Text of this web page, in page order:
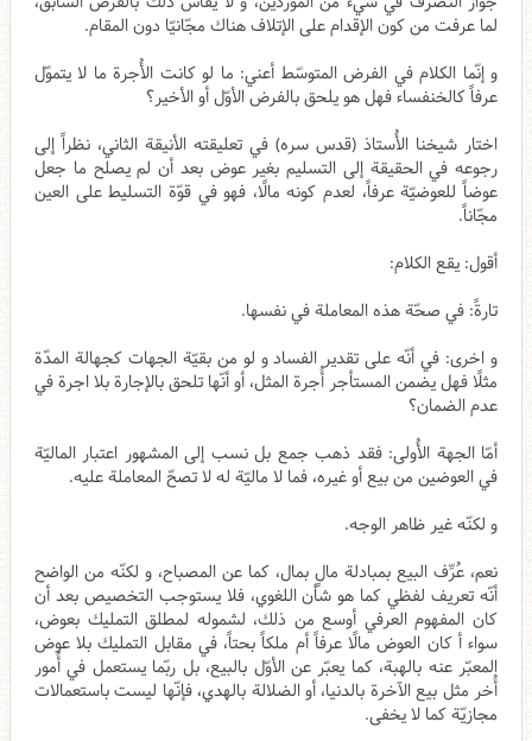
لما عرفت من كون الإقدام على الإتلاف هناك مجّانيّا دون المقام.
و إنّما الكلام في الفرض المتوسّط أعني: ما لو كانت الأُجرة ما لا يتموّل
عرفاً كالخنفساء فهل هو يلحق بالفرض الأوّل أو الأخير؟
اختار شيخنا الأُستاذ (قدس سره) في تعليقته الأنيقة الثاني، نظراً إلى
رجوعه في الحقيقة إلى التسليم بغير عوض بعد أن لم يصلح ما جعل
عوضاً للعوضيّة عرفاً، لعدم كونه مالًا، فهو في قوّة التسليط على العين
مجّاناً.
أقول: يقع الكلام:
تارةً: في صحّة هذه المعاملة في نفسها.
و اخرى: في أنّه على تقدير الفساد و لو من بقيّة الجهات كجهالة المدّة
مثلًا فهل يضمن المستأجر أُجرة المثل، أو أنّها تلحق بالإجارة بلا اجرة في
عدم الضمان؟
أمّا الجهة الأُولى: فقد ذهب جمع بل نسب إلى المشهور اعتبار الماليّة
في العوضين من بيع أو غيره، فما لا ماليّة له لا تصحّ المعاملة عليه.
و لكنّه غير ظاهر الوجه.
نعم، عُرِّف البيع بمبادلة مالٍ بمال، كما عن المصباح، و لكنّه من الواضح
أنّه تعريف لفظي كما هو شأن اللغوي، فلا يستوجب التخصيص بعد أن
كان المفهوم العرفي أوسع من ذلك، لشموله لمطلق التمليك بعوض،
سواء أ كان العوض مالًا عرفاً أم ملكاً بحتاً، في مقابل التمليك بلا عوض
المعبّر عنه بالهبة، كما يعبّر عن الأوّل بالبيع، بل ربّما يستعمل في أُمور
أُخر مثل بيع الآخرة بالدنيا، أو الضلالة بالهدي، فإنّها ليست باستعمالات
مجازيّة كما لا يخفى.